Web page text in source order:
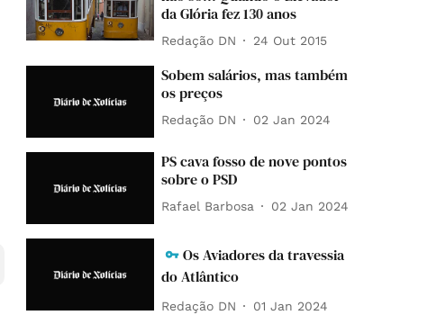
da Glória fez 130 anos
Redação DN 24 Out 2015
Sobem salários, mas também
os preços
Redação DN 02 Jan 2024
PS cava fosso de nove pontos
sobre o PSD
Rafael Barbosa 02 Jan 2024
Os Aviadores da travessia
do Atlântico
Redação DN 01 Jan 2024